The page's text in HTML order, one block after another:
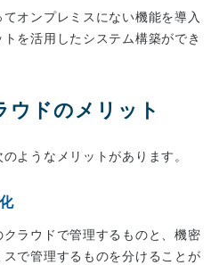
オンプレミスにない機能を導入
を活用したシステム構築ができ
ウドのメリット
ようなメリットがあります。
ラウドで管理するものと、機密
で管理するものを分けることが